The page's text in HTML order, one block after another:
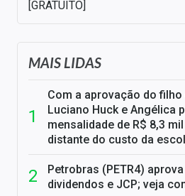
[GRATUITO]
MAIS LIDAS
Com a aprovação do
Luciano Huck e Angélica
mensalidade de R$ 8,3
distante do custo da
Petrobras (PETR4)
dividendos e JCP; veja